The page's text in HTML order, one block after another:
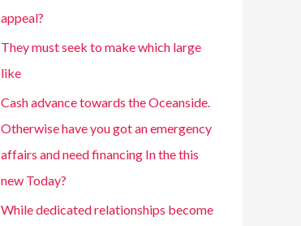
appeal?
They must seek to make which large
like
Cash advance towards the Oceanside.
Otherwise have you got an emergency
affairs and need financing In the this
new Today?
While dedicated relationships become